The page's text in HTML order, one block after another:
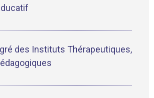
des Instituts Thérapeutiques,